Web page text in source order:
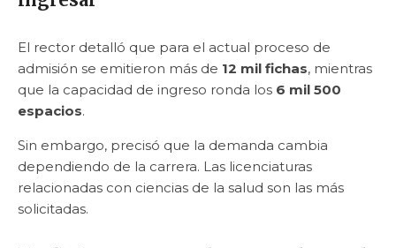
El rector detalló que para el actual proceso de
admisión se emitieron más de 12 mil fichas, mientras
que la capacidad de ingreso ronda los 6 mil 500
espacios.
Sin embargo, precisó que la demanda cambia
dependiendo de la carrera. Las licenciaturas
relacionadas con ciencias de la salud son las más
solicitadas.